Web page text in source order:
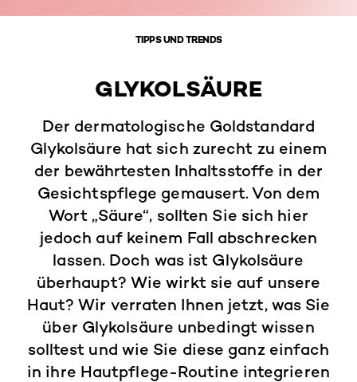
TIPPS UND TRENDS
GLYKOLSÄURE
Der dermatologische Goldstandard
Glykolsäure hat sich zurecht zu einem
der bewährtesten Inhaltsstoffe in der
Gesichtspflege gemausert. Von dem
Wort „Säure“, sollten Sie sich hier
jedoch auf keinem Fall abschrecken
lassen. Doch was ist Glykolsäure
überhaupt? Wie wirkt sie auf unsere
Haut? Wir verraten Ihnen jetzt, was Sie
über Glykolsäure unbedingt wissen
solltest und wie Sie diese ganz einfach
in ihre Hautpflege-Routine integrieren